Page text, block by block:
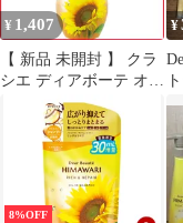
¥ 1,407
【 新品 未開封 】 クラ
シエ ディアボーテ オイ
ルインシャンプー (リ
ッチ&リペア) 未使用
送料無料
¥
8%OFF